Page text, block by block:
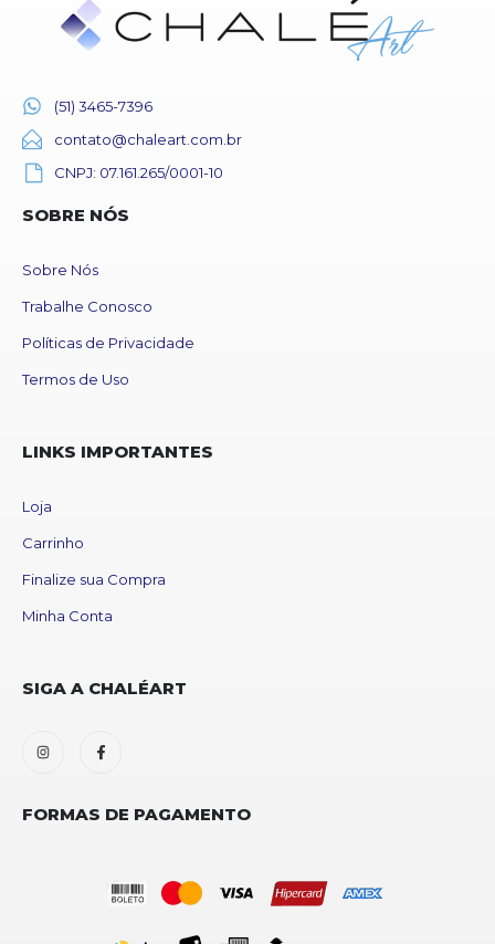
(51) 3465-7396
contato@chaleart.com.br
CNPJ: 07.161.265/0001-10
SOBRE NÓS
Sobre Nós
Trabalhe Conosco
Políticas de Privacidade
Termos de Uso
LINKS IMPORTANTES
Loja
Carrinho
Finalize sua Compra
Minha Conta
SIGA A CHALÉART
FORMAS DE PAGAMENTO